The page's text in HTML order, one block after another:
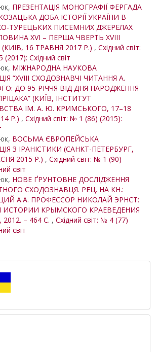
ПРЕЗЕНТАЦІЯ МОНОГРАФІЇ ФЕРГАДА
ДОБА ІСТОРІЇ УКРАЇНИ В
ТУРЕЦЬКИХ ПИСЕМНИХ ДЖЕРЕЛАХ
XVI – ПЕРША ЧВЕРТЬ XVIII
(КИЇВ, 16 ТРАВНЯ 2017 Р.) , Східний світ:
Східний світ
МІЖНАРОДНА НАУКОВА
“XVІІІ СХОДОЗНАВЧІ ЧИТАННЯ А.
ДО 95-РІЧЧЯ ВІД ДНЯ НАРОДЖЕННЯ
(КИЇВ, ІНСТИТУТ
ІМ. А. Ю. КРИМСЬКОГО, 17–18
Р.) , Східний світ: № 1 (86) (2015):
ВОСЬМА ЄВРОПЕЙСЬКА
З ІРАНІСТИКИ (САНКТ-ПЕТЕРБУРГ,
2015 Р.) , Східний світ: № 1 (90)
світ
НОВЕ ҐРУНТОВНЕ ДОСЛІДЖЕННЯ
СХОДОЗНАВЦЯ. РЕЦ. НА КН.:
А.А. ПРОФЕССОР НИКОЛАЙ ЭРНСТ:
КРЫМСКОГО КРАЕВЕДЕНИЯ
– 464 С. , Східний світ: № 4 (77)
світ